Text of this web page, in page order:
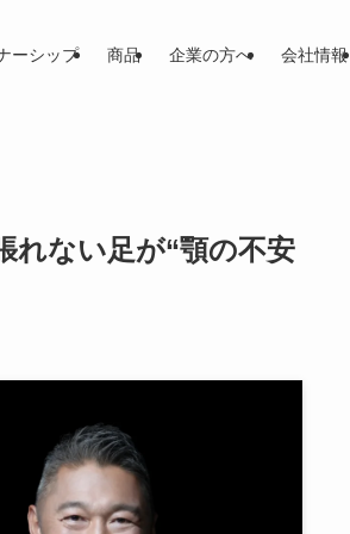
ーシップ 商品 企業の方へ 会社情報
れない足が“顎の不安